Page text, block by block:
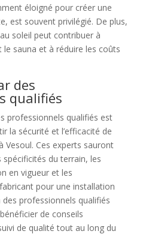
éloigné pour créer une
est souvent privilégié. De plus,
soleil peut contribuer à
sauna et à réduire les coûts
des
qualifiés
professionnels qualifiés est
la sécurité et l’efficacité de
Vesoul. Ces experts sauront
du terrain, les
en vigueur et les
pour une installation
professionnels qualifiés
de conseils
de qualité tout au long du